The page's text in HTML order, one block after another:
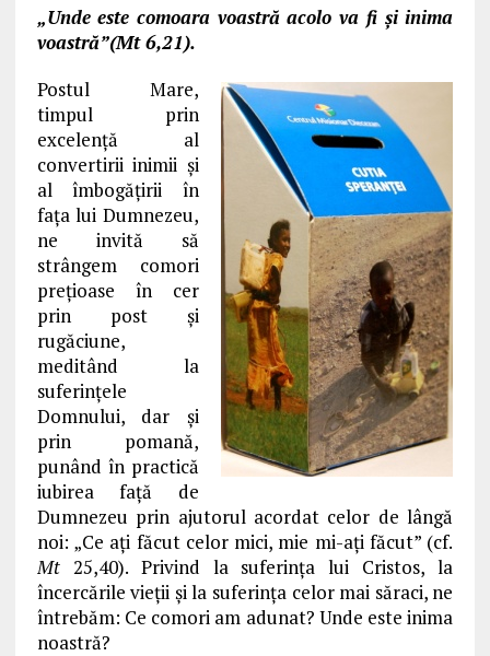
„Unde este comoara voastră acolo va fi şi inima
voastră”(Mt 6,21).
Postul Mare,
timpul prin
excelenţă al
convertirii inimii şi
al îmbogăţirii în
faţa lui Dumnezeu,
ne invită să
strângem comori
preţioase în cer
prin post şi
rugăciune,
meditând la
suferinţele
Domnului, dar şi
prin pomană,
punând în practică
iubirea faţă de
Dumnezeu prin ajutorul acordat celor de lângă
noi: „Ce aţi făcut celor mici, mie mi-aţi făcut” (cf.
Mt25,40). Privind la suferinţa lui Cristos, la
încercările vieţii şi la suferinţa celor mai săraci, ne
întrebăm: Ce comori am adunat? Unde este inima
noastră?